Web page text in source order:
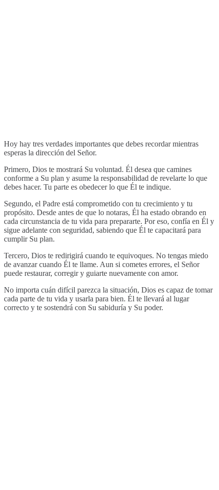
Hoy hay tres verdades importantes que debes recordar mientras
esperas la dirección del Señor.
Primero, Dios te mostrará Su voluntad. Él desea que camines
conforme a Su plan y asume la responsabilidad de revelarte lo que
debes hacer. Tu parte es obedecer lo que Él te indique.
Segundo, el Padre está comprometido con tu crecimiento y tu
propósito. Desde antes de que lo notaras, Él ha estado obrando en
cada circunstancia de tu vida para prepararte. Por eso, confía en Él y
sigue adelante con seguridad, sabiendo que Él te capacitará para
cumplir Su plan.
Tercero, Dios te redirigirá cuando te equivoques. No tengas miedo
de avanzar cuando Él te llame. Aun si cometes errores, el Señor
puede restaurar, corregir y guiarte nuevamente con amor.
No importa cuán difícil parezca la situación, Dios es capaz de tomar
cada parte de tu vida y usarla para bien. Él te llevará al lugar
correcto y te sostendrá con Su sabiduría y Su poder.